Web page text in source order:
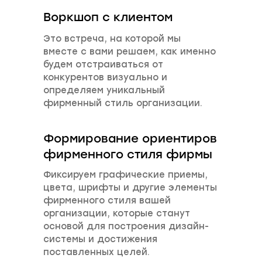
Фиксируем графические приемы,
цвета, шрифты и другие элементы
фирменного стиля вашей
организации, которые станут
основой для построения дизайн-
системы и достижения
поставленных целей.
Это встреча, на которой мы
вместе с вами решаем, как именно
будем отстраиваться от
конкурентов визуально и
определяем уникальный
фирменный стиль организации.
Воркшоп с клиентом
Формирование ориентиров
фирменного стиля фирмы